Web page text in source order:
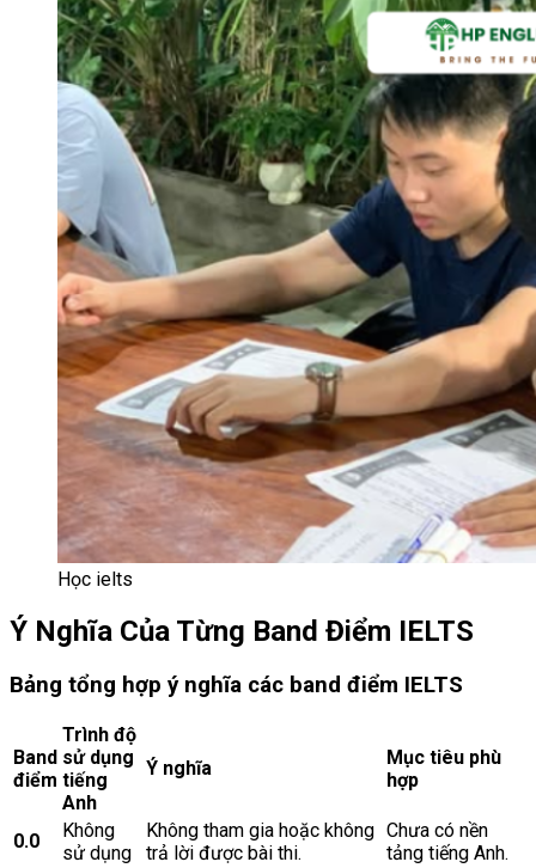
Học ielts
Ý Nghĩa Của Từng Band Điểm IELTS
Bảng tổng hợp ý nghĩa các band điểm IELTS
Band
điểm
Trình độ
sử dụng
tiếng
Anh
Ý nghĩa
Mục tiêu phù
hợp
0.0
Không
sử dụng
Không tham gia hoặc không
trả lời được bài thi.
Chưa có nền
tảng tiếng Anh.